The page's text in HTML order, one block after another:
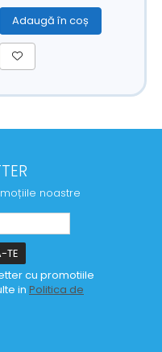
Adaugă în coș
noastre
cu promotiile
in Politica de